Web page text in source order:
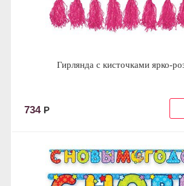
Гирлянда с кисточками ярко-
734 Р